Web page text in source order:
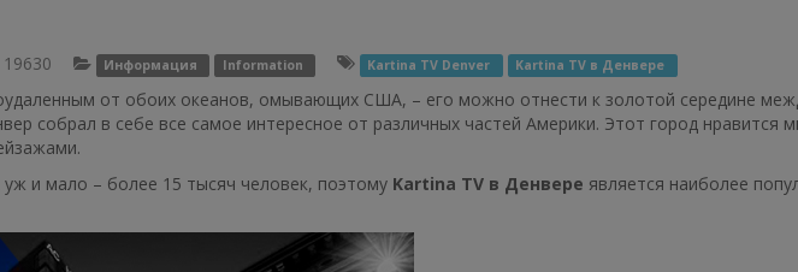
Информация Information Kartina TV Denver Kartina TV в Денвере
от обоих океанов, омывающих США, – его можно отнести к золотой середине
собрал в себе все самое интересное от различных частей Америки. Этот город нравится
уж и мало – более 15 тысяч человек, поэтому Kartina TV в Денвере является наиболее